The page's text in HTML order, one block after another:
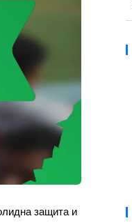
защита и